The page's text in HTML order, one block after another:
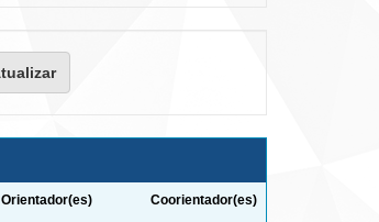
Orientador(es) Coorientador(es)